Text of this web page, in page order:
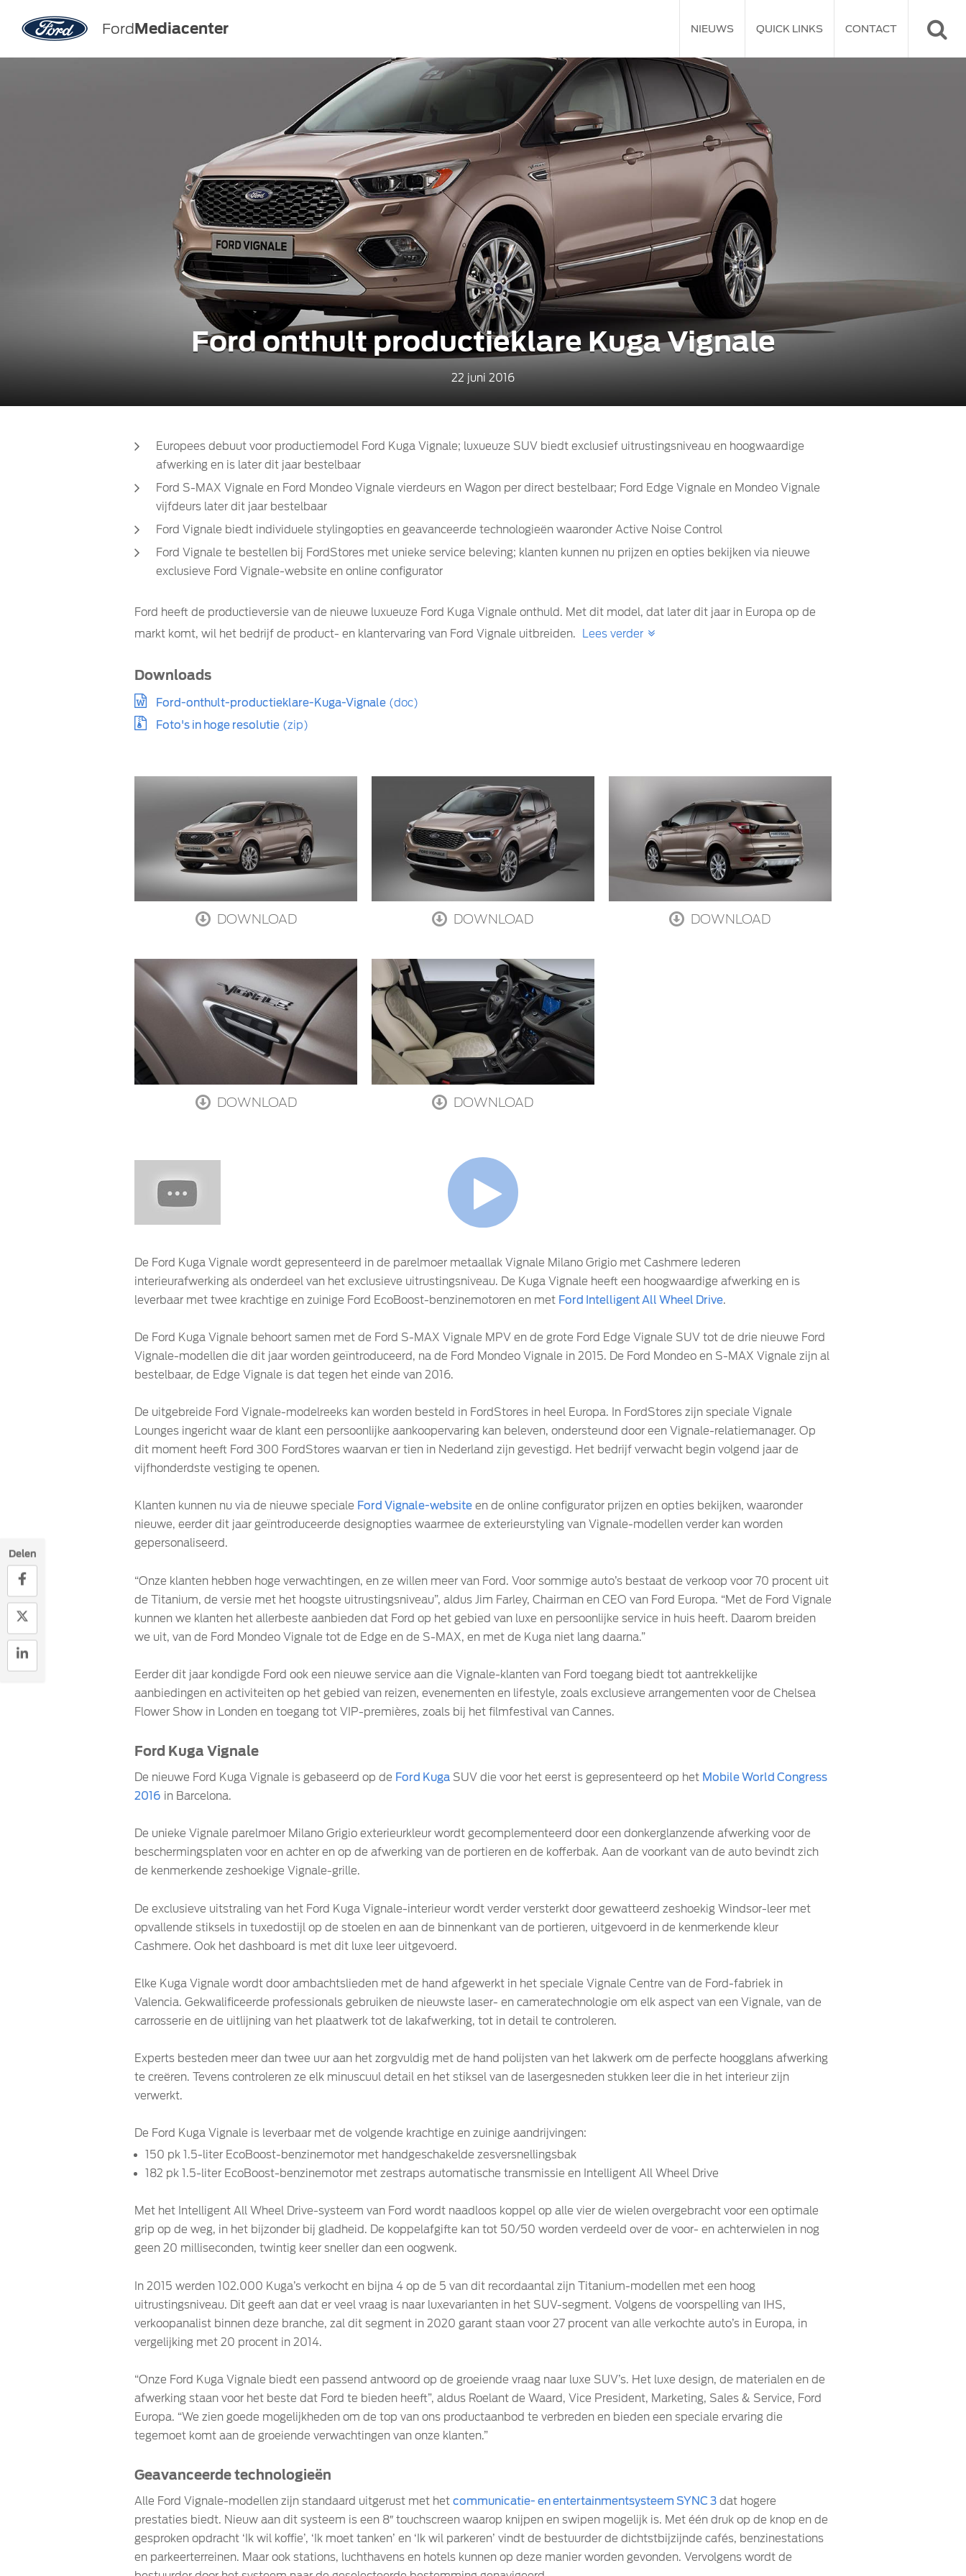
FordMediacenter NIEUWS QUICK LINKS CONTACT
Ford onthult productieklare Kuga Vignale
22 juni 2016
Europees debuut voor productiemodel Ford Kuga Vignale; luxueuze SUV biedt exclusief uitrustingsniveau en hoogwaardige
afwerking en is later dit jaar bestelbaar
Ford S-MAX Vignale en Ford Mondeo Vignale vierdeurs en Wagon per direct bestelbaar; Ford Edge Vignale en Mondeo Vignale
vijfdeurs later dit jaar bestelbaar
Ford Vignale biedt individuele stylingopties en geavanceerde technologieën waaronder Active Noise Control
Ford Vignale te bestellen bij FordStores met unieke service beleving; klanten kunnen nu prijzen en opties bekijken via nieuwe
exclusieve Ford Vignale-website en online configurator
Ford heeft de productieversie van de nieuwe luxueuze Ford Kuga Vignale onthuld. Met dit model, dat later dit jaar in Europa op de
markt komt, wil het bedrijf de product- en klantervaring van Ford Vignale uitbreiden.
Lees verder
Downloads
Ford-onthult-productieklare-Kuga-Vignale (doc)
Foto's in hoge resolutie (zip)
DOWNLOAD DOWNLOAD DOWNLOAD
DOWNLOAD DOWNLOAD
De Ford Kuga Vignale wordt gepresenteerd in de parelmoer metaallak Vignale Milano Grigio met Cashmere lederen
interieurafwerking als onderdeel van het exclusieve uitrustingsniveau. De Kuga Vignale heeft een hoogwaardige afwerking en is
leverbaar met twee krachtige en zuinige Ford EcoBoost-benzinemotoren en met Ford Intelligent All Wheel Drive.
De Ford Kuga Vignale behoort samen met de Ford S-MAX Vignale MPV en de grote Ford Edge Vignale SUV tot de drie nieuwe Ford
Vignale-modellen die dit jaar worden geïntroduceerd, na de Ford Mondeo Vignale in 2015. De Ford Mondeo en S-MAX Vignale zijn al
bestelbaar, de Edge Vignale is dat tegen het einde van 2016.
De uitgebreide Ford Vignale-modelreeks kan worden besteld in FordStores in heel Europa. In FordStores zijn speciale Vignale
Lounges ingericht waar de klant een persoonlijke aankoopervaring kan beleven, ondersteund door een Vignale-relatiemanager. Op
dit moment heeft Ford 300 FordStores waarvan er tien in Nederland zijn gevestigd. Het bedrijf verwacht begin volgend jaar de
vijfhonderdste vestiging te openen.
Klanten kunnen nu via de nieuwe speciale Ford Vignale-website en de online configurator prijzen en opties bekijken, waaronder
nieuwe, eerder dit jaar geïntroduceerde designopties waarmee de exterieurstyling van Vignale-modellen verder kan worden
gepersonaliseerd.
“Onze klanten hebben hoge verwachtingen, en ze willen meer van Ford. Voor sommige auto’s bestaat de verkoop voor 70 procent uit
de Titanium, de versie met het hoogste uitrustingsniveau”, aldus Jim Farley, Chairman en CEO van Ford Europa. “Met de Ford Vignale
kunnen we klanten het allerbeste aanbieden dat Ford op het gebied van luxe en persoonlijke service in huis heeft. Daarom breiden
we uit, van de Ford Mondeo Vignale tot de Edge en de S-MAX, en met de Kuga niet lang daarna.”
Eerder dit jaar kondigde Ford ook een nieuwe service aan die Vignale-klanten van Ford toegang biedt tot aantrekkelijke
aanbiedingen en activiteiten op het gebied van reizen, evenementen en lifestyle, zoals exclusieve arrangementen voor de Chelsea
Flower Show in Londen en toegang tot VIP-premières, zoals bij het filmfestival van Cannes.
Ford Kuga Vignale
De nieuwe Ford Kuga Vignale is gebaseerd op de Ford Kuga SUV die voor het eerst is gepresenteerd op het Mobile World Congress
2016 in Barcelona.
De unieke Vignale parelmoer Milano Grigio exterieurkleur wordt gecomplementeerd door een donkerglanzende afwerking voor de
beschermingsplaten voor en achter en op de afwerking van de portieren en de kofferbak. Aan de voorkant van de auto bevindt zich
de kenmerkende zeshoekige Vignale-grille.
De exclusieve uitstraling van het Ford Kuga Vignale-interieur wordt verder versterkt door gewatteerd zeshoekig Windsor-leer met
opvallende stiksels in tuxedostijl op de stoelen en aan de binnenkant van de portieren, uitgevoerd in de kenmerkende kleur
Cashmere. Ook het dashboard is met dit luxe leer uitgevoerd.
Elke Kuga Vignale wordt door ambachtslieden met de hand afgewerkt in het speciale Vignale Centre van de Ford-fabriek in
Valencia. Gekwalificeerde professionals gebruiken de nieuwste laser- en cameratechnologie om elk aspect van een Vignale, van de
carrosserie en de uitlijning van het plaatwerk tot de lakafwerking, tot in detail te controleren.
Experts besteden meer dan twee uur aan het zorgvuldig met de hand polijsten van het lakwerk om de perfecte hoogglans afwerking
te creëren. Tevens controleren ze elk minuscuul detail en het stiksel van de lasergesneden stukken leer die in het interieur zijn
verwerkt.
De Ford Kuga Vignale is leverbaar met de volgende krachtige en zuinige aandrijvingen:
150 pk 1.5-liter EcoBoost-benzinemotor met handgeschakelde zesversnellingsbak
182 pk 1.5-liter EcoBoost-benzinemotor met zestraps automatische transmissie en Intelligent All Wheel Drive
Met het Intelligent All Wheel Drive-systeem van Ford wordt naadloos koppel op alle vier de wielen overgebracht voor een optimale
grip op de weg, in het bijzonder bij gladheid. De koppelafgifte kan tot 50/50 worden verdeeld over de voor- en achterwielen in nog
geen 20 milliseconden, twintig keer sneller dan een oogwenk.
In 2015 werden 102.000 Kuga’s verkocht en bijna 4 op de 5 van dit recordaantal zijn Titanium-modellen met een hoog
uitrustingsniveau. Dit geeft aan dat er veel vraag is naar luxevarianten in het SUV-segment. Volgens de voorspelling van IHS,
verkoopanalist binnen deze branche, zal dit segment in 2020 garant staan voor 27 procent van alle verkochte auto’s in Europa, in
vergelijking met 20 procent in 2014.
“Onze Ford Kuga Vignale biedt een passend antwoord op de groeiende vraag naar luxe SUV’s. Het luxe design, de materialen en de
afwerking staan voor het beste dat Ford te bieden heeft”, aldus Roelant de Waard, Vice President, Marketing, Sales & Service, Ford
Europa. “We zien goede mogelijkheden om de top van ons productaanbod te verbreden en bieden een speciale ervaring die
tegemoet komt aan de groeiende verwachtingen van onze klanten.”
Geavanceerde technologieën
Alle Ford Vignale-modellen zijn standaard uitgerust met het communicatie- en entertainmentsysteem SYNC 3 dat hogere
prestaties biedt. Nieuw aan dit systeem is een 8″ touchscreen waarop knijpen en swipen mogelijk is. Met één druk op de knop en de
gesproken opdracht ‘Ik wil koffie’, ‘Ik moet tanken’ en ‘Ik wil parkeren’ vindt de bestuurder de dichtstbijzijnde cafés, benzinestations
en parkeerterreinen. Maar ook stations, luchthavens en hotels kunnen op deze manier worden gevonden. Vervolgens wordt de
Delen